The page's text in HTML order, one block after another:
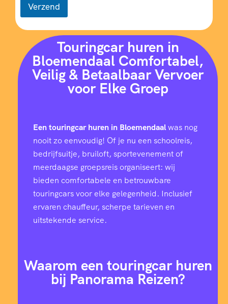
Verzend
Touringcar huren in
Bloemendaal Comfortabel,
Veilig & Betaalbaar Vervoer
voor Elke Groep
Een touringcar huren in Bloemendaalwas nog
nooit zo eenvoudig! Of je nu een schoolreis,
bedrijfsuitje, bruiloft, sportevenement of
meerdaagse groepsreis organiseert: wij
bieden comfortabele en betrouwbare
touringcars voor elke gelegenheid. Inclusief
ervaren chauffeur, scherpe tarieven en
uitstekende service.
Waarom een touringcar huren
bij Panorama Reizen?